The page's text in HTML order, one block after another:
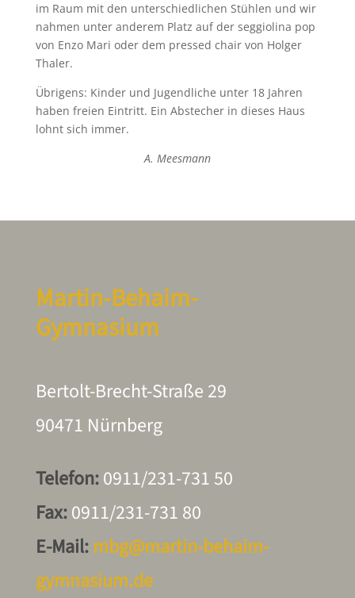
im Raum mit den unterschiedlichen Stühlen und wir
nahmen unter anderem Platz auf der seggiolina pop
von Enzo Mari oder dem pressed chair von Holger
Thaler.
Übrigens: Kinder und Jugendliche unter 18 Jahren
haben freien Eintritt. Ein Abstecher in dieses Haus
lohnt sich immer.
A. Meesmann
Martin-Behaim-
Gymnasium
Bertolt-Brecht-Straße 29
90471 Nürnberg
Telefon:0911/231-731 50
Fax:0911/231-731 80
E-Mail: mbg@martin-behaim-
gymnasium.de